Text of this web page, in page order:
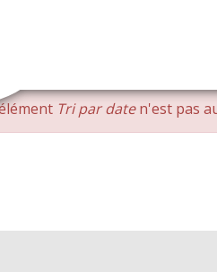
Tri par daten'est pas